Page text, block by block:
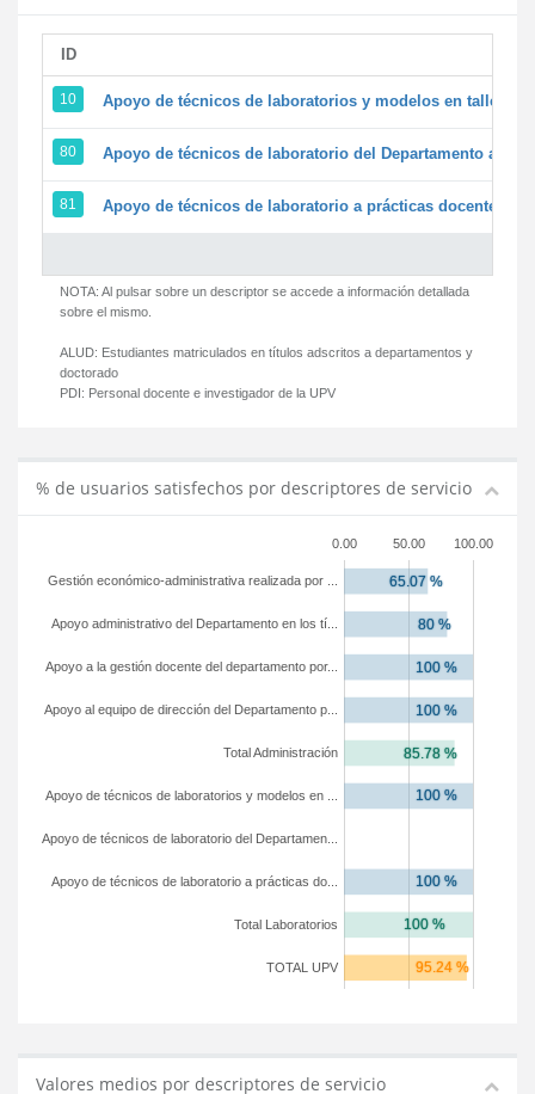
ID
10 Apoyo de técnicos de laboratorios y modelos en
80 Apoyo de técnicos de laboratorio del Departamento a la
81 Apoyo de técnicos de laboratorio a prácticas docentes y
NOTA: Al pulsar sobre un descriptor se accede a información detallada
sobre el mismo.
ALUD: Estudiantes matriculados en títulos adscritos a departamentos y
doctorado
PDI: Personal docente e investigador de la UPV
% de usuarios satisfechos por descriptores de servicio
0.00 50.00 100.00
TOTAL UPV
Total Laboratorios
Apoyo de técnicos de laboratorio a prácticas do...
Apoyo de técnicos de laboratorio del Departamen...
Apoyo de técnicos de laboratorios y modelos en ...
Total Administración
Apoyo al equipo de dirección del Departamento p...
Apoyo a la gestión docente del departamento por...
Apoyo administrativo del Departamento en los tí...
Gestión económico-administrativa realizada por ...
Valores medios por descriptores de servicio